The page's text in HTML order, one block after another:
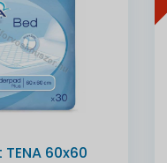
60x60